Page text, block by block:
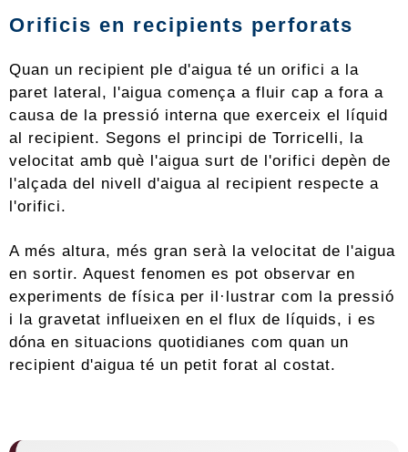
Orificis en recipients perforats
Quan un recipient ple d'aigua té un orifici a la
paret lateral, l'aigua comença a fluir cap a fora a
causa de la pressió interna que exerceix el líquid
al recipient. Segons el principi de Torricelli, la
velocitat amb què l'aigua surt de l'orifici depèn de
l'alçada del nivell d'aigua al recipient respecte a
l'orifici.
A més altura, més gran serà la velocitat de l'aigua
en sortir. Aquest fenomen es pot observar en
experiments de física per il·lustrar com la pressió
i la gravetat influeixen en el flux de líquids, i es
dóna en situacions quotidianes com quan un
recipient d'aigua té un petit forat al costat.